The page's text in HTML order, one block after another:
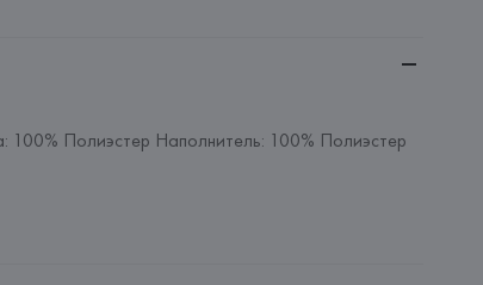
Полиэстер Наполнитель: 100% Полиэстер